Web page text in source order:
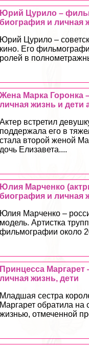
Юрий Цурило –
биография и личная
Юрий Цурило –
кино. Его
ролей в
Жена Марка Горонка
личная жизнь и дети
Актер встретил
поддержала его в
стала второй женой
дочь Елизавета....
Юлия Марченко
биография и личная
Юлия Марченко –
модель. Артистка
фильмографии около
Принцесса
личная жизнь, дети
Младшая сестра
Маргарет обратила на
жизнью, отмеченной